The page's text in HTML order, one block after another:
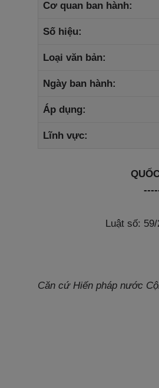
Cơ quan ban hành:
Số hiệu:
Loại văn bản:
Ngày ban hành:
Áp dụng:
Lĩnh vực:
Luật số:
Căn cứ Hiến pháp nước